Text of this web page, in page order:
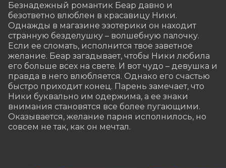
Безнадежный романтик Беар давно и
безответно влюблен в красавицу Ники.
Однажды в магазине эзотерики он находит
странную безделушку – волшебную палочку.
Если ее сломать, исполнится твое заветное
желание. Беар загадывает, чтобы Ники любила
его больше всех на свете. И вот чудо – девушка и
правда в него влюбляется. Однако его счастью
быстро приходит конец. Парень замечает, что
Ники буквально им одержима, а ее знаки
внимания становятся все более пугающими.
Оказывается, желание парня исполнилось, но
совсем не так, как он мечтал.